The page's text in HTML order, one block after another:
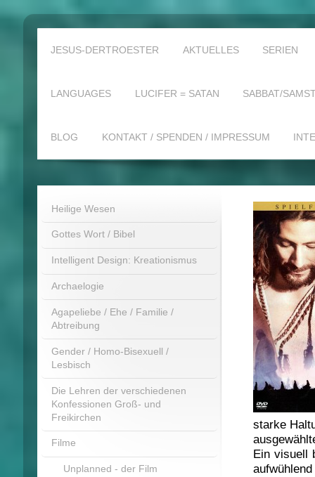
JESUS-DERTROESTER AKTUELLES SERIEN
LANGUAGES LUCIFER = SATAN SABBAT/
BLOG KONTAKT / SPENDEN / IMPRESSUM
starke
Ein visuell
Heilige Wesen
Gottes Wort / Bibel
Intelligent Design: Kreationismus
Archaelogie
Agapeliebe / Ehe / Familie /
Abtreibung
Gender / Homo-Bisexuell /
Lesbisch
Die Lehren der verschiedenen
Konfessionen Groß- und
Freikirchen
Filme
Unplanned - der Film